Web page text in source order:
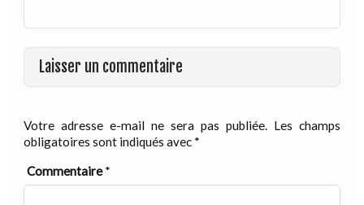
Laisser un commentaire
Votre adresse e-mail ne sera pas publiée. Les champs
obligatoires sont indiqués avec *
Commentaire*